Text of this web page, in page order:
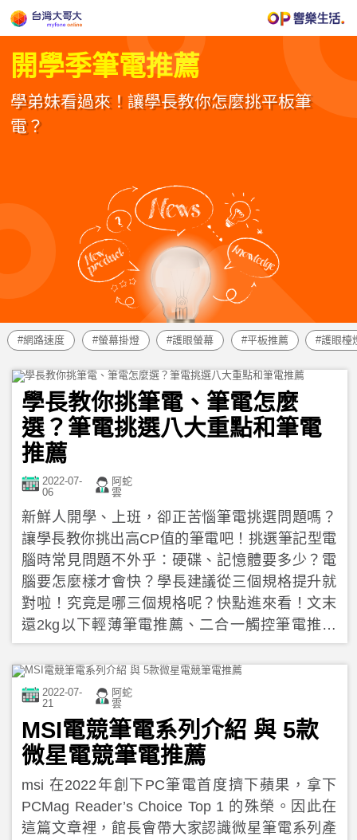
開學季筆電推薦
學弟妹看過來！讓學長教你怎麼挑平板筆
電？
網路速度 螢幕掛燈 護眼螢幕 平板推薦 護眼檯
學長教你挑筆電、筆電怎麼
選？筆電挑選八大重點和筆電
推薦
2022-07-
06
阿蛇
雲
新鮮人開學、上班，卻正苦惱筆電挑選問題嗎？
讓學長教你挑出高CP值的筆電吧！挑選筆記型電
腦時常見問題不外乎：硬碟、記憶體要多少？電
腦要怎麼樣才會快？學長建議從三個規格提升就
對啦！究竟是哪三個規格呢？快點進來看！文末
還2kg以下輕薄筆電推薦、二合一觸控筆電推薦
喔！千萬不要錯過！
2022-07-
21
阿蛇
雲
MSI電競筆電系列介紹 與 5款
微星電競筆電推薦
msi 在2022年創下PC筆電首度擠下蘋果，拿下
PCMag Reader’s Choice Top 1 的殊榮。因此在
這篇文章裡，館長會帶大家認識微星筆電系列產